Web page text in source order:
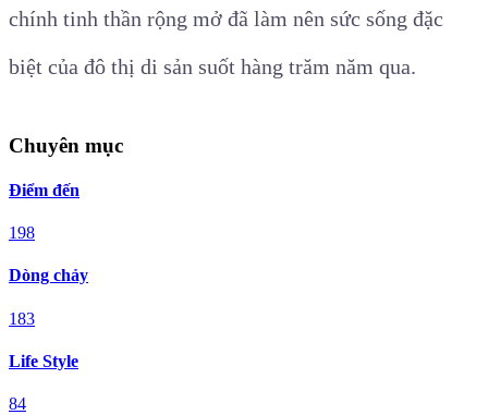
chính tinh thần rộng mở đã làm nên sức sống đặc
biệt của đô thị di sản suốt hàng trăm năm qua.
Chuyên mục
Điểm đến
198
Dòng chảy
183
Life Style
84